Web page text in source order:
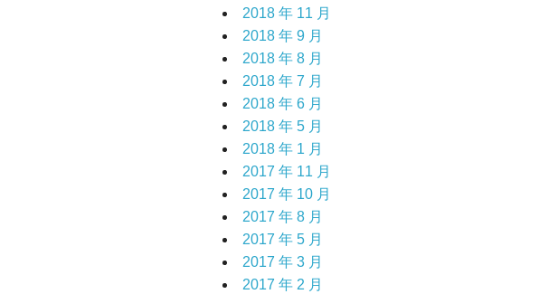
2018 年 11 月
2018 年 9 月
2018 年 8 月
2018 年 7 月
2018 年 6 月
2018 年 5 月
2018 年 1 月
2017 年 11 月
2017 年 10 月
2017 年 8 月
2017 年 5 月
2017 年 3 月
2017 年 2 月